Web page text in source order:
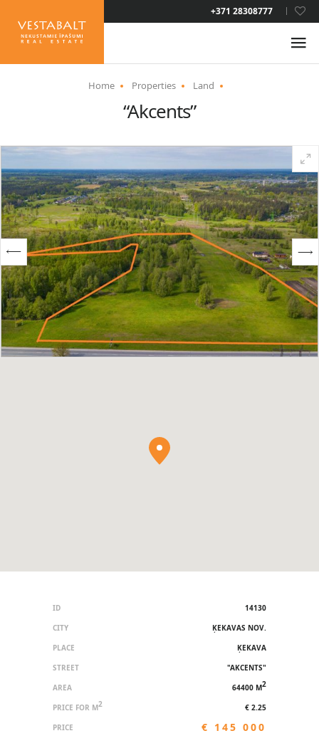
+371 28308777
LAT
ENG
NEWS
PROPERTIES
SERVICES
RESIDENCE PERMIT
CONTACTS
Home Properties Land
“Akcents”
ID
14130
CITY
ĶEKAVAS NOV.
PLACE
ĶEKAVA
STREET
"AKCENTS"
AREA
64400 M2
PRICE FOR M2
€ 2.25
PRICE
€ 145 000